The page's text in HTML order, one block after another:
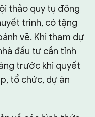
thảo quy tụ đông
trình, có tặng
vẽ. Khi tham dự
đầu tư cần tỉnh
trước khi quyết
tổ chức, dự án